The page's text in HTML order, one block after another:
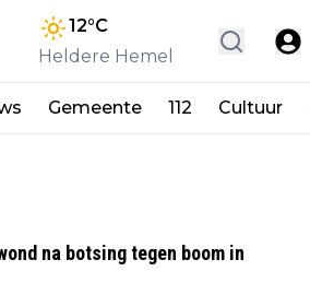
12°C
Heldere Hemel
Gemeente 112 Cultuur
na botsing tegen boom in